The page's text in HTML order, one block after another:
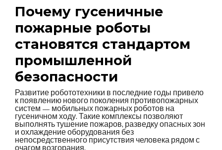
Почему гусеничные
пожарные роботы
становятся стандартом
промышленной
безопасности
Развитие робототехники в последние годы привело
к появлению нового поколения противопожарных
систем — мобильных пожарных роботов на
гусеничном ходу. Такие комплексы позволяют
выполнять тушение пожаров, разведку опасных зон
и охлаждение оборудования без
непосредственного присутствия человека рядом с